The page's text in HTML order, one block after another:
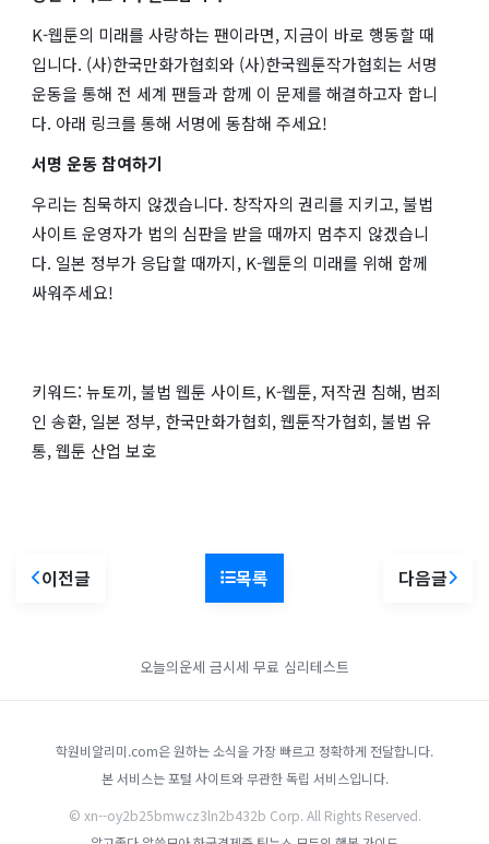
K-웹툰의 미래를 사랑하는 팬이라면, 지금이 바로 행동할 때
입니다. (사)한국만화가협회와 (사)한국웹툰작가협회는 서명
운동을 통해 전 세계 팬들과 함께 이 문제를 해결하고자 합니
다. 아래 링크를 통해 서명에 동참해 주세요!
서명 운동 참여하기
우리는 침묵하지 않겠습니다. 창작자의 권리를 지키고, 불법
사이트 운영자가 법의 심판을 받을 때까지 멈추지 않겠습니
다. 일본 정부가 응답할 때까지, K-웹툰의 미래를 위해 함께
싸워주세요!
키워드: 뉴토끼, 불법 웹툰 사이트, K-웹툰, 저작권 침해, 범죄
인 송환, 일본 정부, 한국만화가협회, 웹툰작가협회, 불법 유
통, 웹툰 산업 보호
이전글 목록 다음글
오늘의운세 금시세 무료 심리테스트
학원비알리미.com은 원하는 소식을 가장 빠르고 정확하게 전달합니다.
본 서비스는 포털 사이트와 무관한 독립 서비스입니다.
© xn--oy2b25bmwcz3ln2b432b Corp. All Rights Reserved.